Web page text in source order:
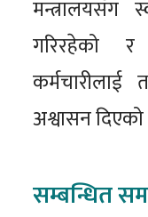
मन्त्रालयसँग
गरिरहेको
अश्वासन दिएको
सम्बन्धित